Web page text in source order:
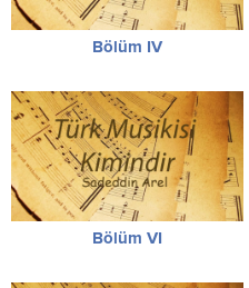
Bölüm IV
Bölüm VI